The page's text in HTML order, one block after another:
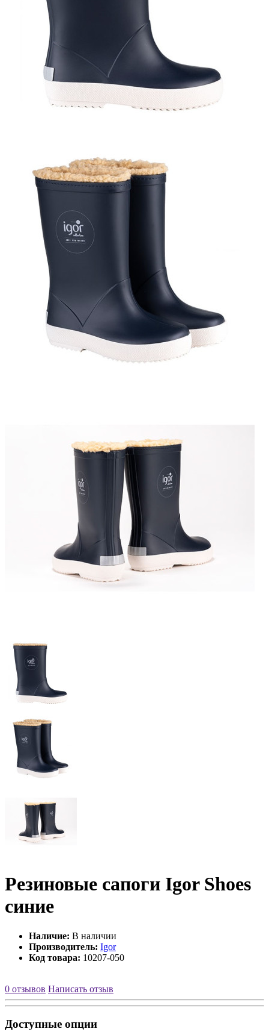
Резиновые сапоги Igor Shoes
синие
Наличие: В наличии
Производитель: Igor
Код товара: 10207-050
0 отзывов Написать отзыв
Доступные опции